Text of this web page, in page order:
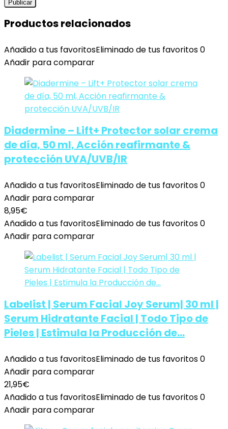
Productos relacionados
Añadido a tus favoritosEliminado de tus favoritos0
Añadir para comparar
Diadermine – Lift+ Protector solar crema
de día, 50 ml, Acción reafirmante &
protección UVA/UVB/IR
Añadido a tus favoritosEliminado de tus favoritos0
Añadir para comparar
8,95€
Añadido a tus favoritosEliminado de tus favoritos0
Añadir para comparar
Labelist | Serum Facial Joy Serum| 30 ml |
Serum Hidratante Facial | Todo Tipo de
Pieles | Estimula la Producción de…
Añadido a tus favoritosEliminado de tus favoritos0
Añadir para comparar
21,95€
Añadido a tus favoritosEliminado de tus favoritos0
Añadir para comparar